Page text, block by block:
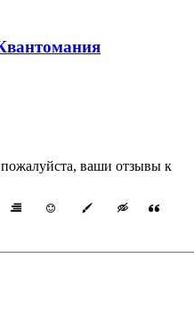
пожалуйста, ваши отзывы к